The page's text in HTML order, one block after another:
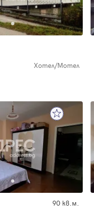
Хотел/Мотел
90 кв.м.